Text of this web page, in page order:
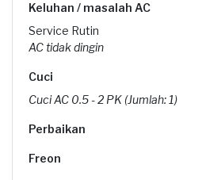
Keluhan / masalah AC
Service Rutin
AC tidak dingin
Cuci
Cuci AC 0.5 - 2 PK (Jumlah: 1)
Perbaikan
Freon